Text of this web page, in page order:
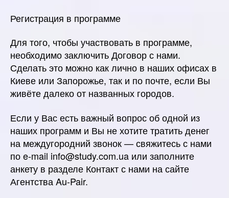
Регистрация в программе
Для того, чтобы участвовать в программе,
необходимо заключить Договор с нами.
Сделать это можно как лично в наших офисах в
Киеве или Запорожье, так и по почте, если Вы
живёте далеко от названных городов.
Если у Вас есть важный вопрос об одной из
наших программ и Вы не хотите тратить денег
на междугородний звонок — свяжитесь с нами
по e-mail info@study.com.ua или заполните
анкету в разделе Контакт с нами на сайте
Агентства Au-Pair.